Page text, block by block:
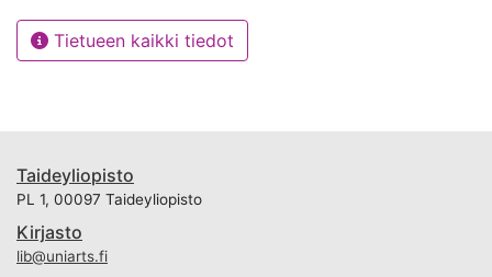
2) Miten tämä kehitys näkyy suomalaisessa pop/jazz -
aiheesta tehtyjä keskeisiä tutkimuksia ja pyritään
antamaan kattava yleiskuva ilmiöstä aikaisempaan
tutkimustietoon pohjautuen. Perusteena analysoitavan
aineiston valitsemiselle on se, että valikoitu
Tietueen kaikki tiedot
Taideyliopisto
PL 1, 00097 Taideyliopisto
Kirjasto
lib@uniarts.fi